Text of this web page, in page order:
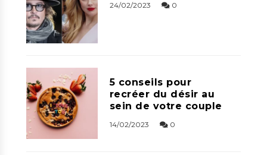
24/02/2023 0
5 conseils pour
recréer du désir au
sein de votre couple
14/02/2023 0